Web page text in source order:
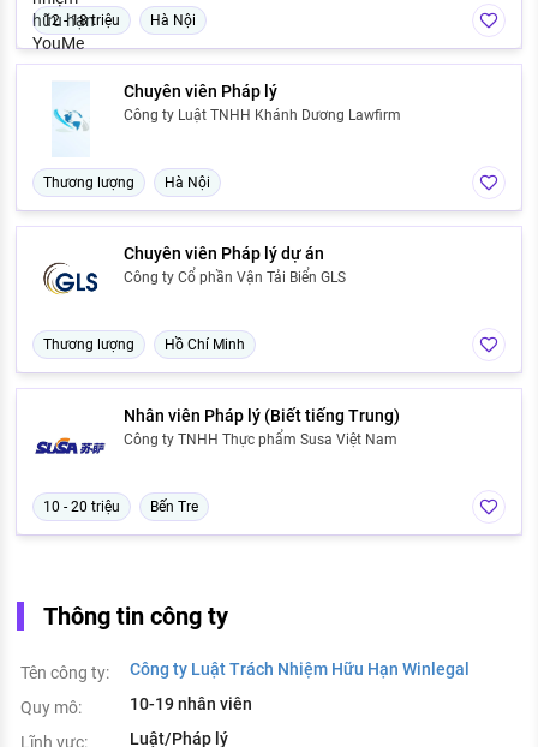
12 - 18 triệu Hà Nội
Chuyên viên Pháp lý
Công ty Luật TNHH Khánh Dương Lawfirm
Thương lượng Hà Nội
Chuyên viên Pháp lý dự án
Công ty Cổ phần Vận Tải Biển GLS
Thương lượng Hồ Chí Minh
Nhân viên Pháp lý (Biết tiếng Trung)
Công ty TNHH Thực phẩm Susa Việt Nam
10 - 20 triệu Bến Tre
Thông tin công ty
Tên công ty:
Công ty Luật Trách Nhiệm Hữu Hạn Winlegal
Quy mô:
10-19 nhân viên
Lĩnh vực:
Luật/Pháp lý